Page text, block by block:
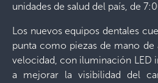
unidades de salud del país, de
Los nuevos equipos dentales
punta como piezas de mano de
velocidad, con iluminación LED
a mejorar la visibilidad del